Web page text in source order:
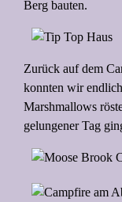
Berg bauten.
Zurück auf dem
konnten wir
Marshmallows
gelungener Tag